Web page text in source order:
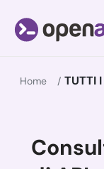
Home TUTTI